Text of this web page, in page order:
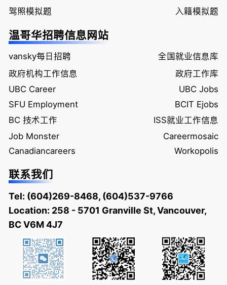
驾照模拟题
入籍模拟题
温哥华招聘信息网站
vansky每日招聘
全国就业信息库
政府机构工作信息
政府工作库
UBC Career
UBC Jobs
SFU Employment
BCIT Ejobs
BC 技术工作
ISS就业工作信息
Job Monster
Careermosaic
Canadiancareers
Workopolis
联系我们
Tel: (604)269-8468, (604)537-9766
Location: 258 - 5701 Granville St, Vancouver,
BC V6M 4J7